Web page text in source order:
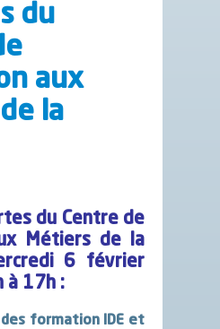
du
aux
la
du Centre de
Métiers de la
6 février
à 17h :
formation IDE et